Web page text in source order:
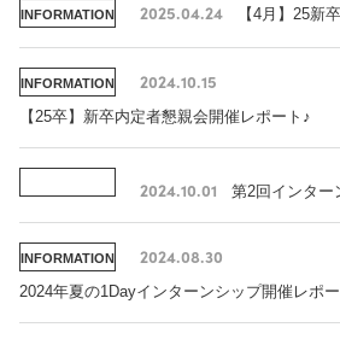
INFORMATION 2025.04.24 【4月】25新
INFORMATION 2024.10.15
【25卒】新卒内定者懇親会開催レポート♪
2024.10.01 第2回インター
INFORMATION 2024.08.30
2024年夏の1Dayインターンシップ開催レポー